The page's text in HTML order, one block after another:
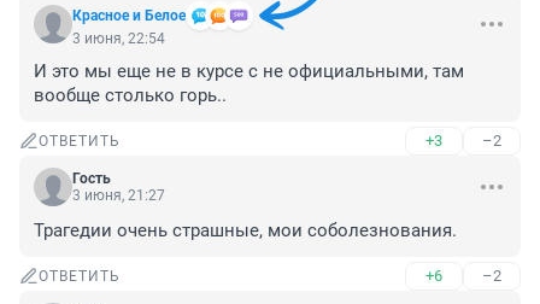
Красное и Белое
3 июня, 22:54
И это мы еще не в курсе с не официальными, там
вообще столько горь..
ОТВЕТИТЬ +3 –2
Гость
3 июня, 21:27
Трагедии очень страшные, мои соболезнования.
ОТВЕТИТЬ +6 –2